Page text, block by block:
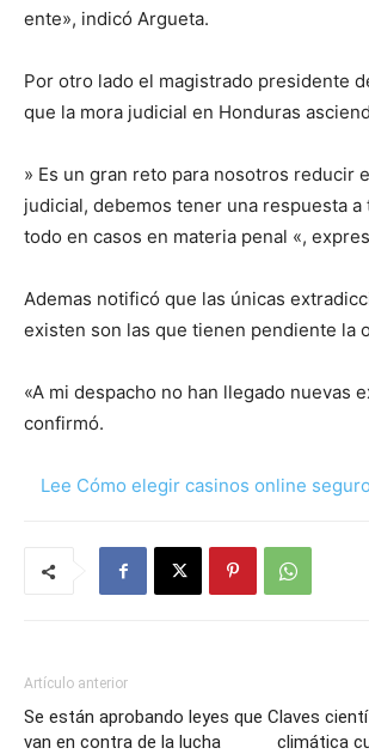
ente», indicó Argueta.
Por otro lado el magistrado presidente
que la mora judicial en Honduras
» Es un gran reto para nosotros reducir
judicial, debemos tener una respuesta a
todo en casos en materia penal «,
Ademas notificó que las únicas
existen son las que tienen pendiente la
«A mi despacho no han llegado nuevas
confirmó.
Lee Cómo elegir casinos online
Artículo anterior
Se están aprobando leyes que
van en contra de la lucha
Claves
climática